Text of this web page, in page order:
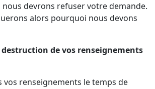
devrons refuser votre demande.
alors pourquoi nous devons
de vos renseignements
vos renseignements le temps de